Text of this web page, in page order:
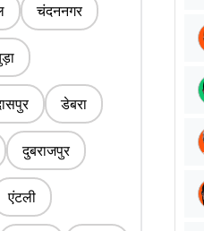
चंदननगर
डेबरा
दुबराजपुर
एंटली